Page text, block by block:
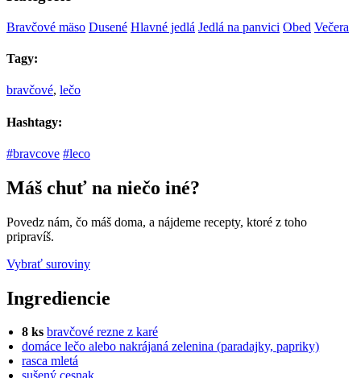
Bravčové mäso Dusené Hlavné jedlá Jedlá na panvici Obed Večera
Tagy:
bravčové, lečo
Hashtagy:
#bravcove #leco
Máš chuť na niečo iné?
Povedz nám, čo máš doma, a nájdeme recepty, ktoré z toho
pripravíš.
Vybrať suroviny
Ingrediencie
8 ks bravčové rezne z karé
domáce lečo alebo nakrájaná zelenina (paradajky, papriky)
rasca mletá